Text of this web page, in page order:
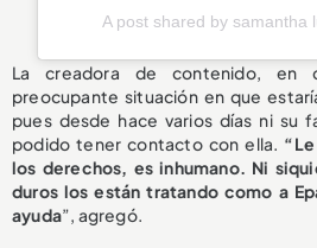
A post shared by samantha
La creadora de contenido, en
preocupante situación en que
pues desde hace varios días ni su
podido tener contacto con ella.
los derechos, es inhumano. Ni
duros los están tratando como a
ayuda”, agregó.